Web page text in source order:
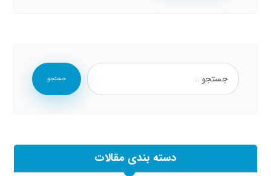
جستجو
دسته بندی مقالات